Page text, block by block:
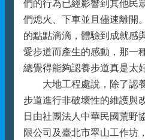
們的行為已經影響到其他民
們熄火、下車並且儘速離開
的點點滴滴，體驗到成就感
愛步道而產生的感動，那一
總覺得能夠認養步道真是太
大地工程處說，除了認
步道進行非破壞性的維護與
日由社團法人中華民國荒野
限公司及臺北市翠山工作坊